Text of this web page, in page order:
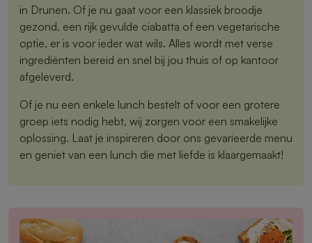
in Drunen. Of je nu gaat voor een klassiek broodje
gezond, een rijk gevulde ciabatta of een vegetarische
optie, er is voor ieder wat wils. Alles wordt met verse
ingrediënten bereid en snel bij jou thuis of op kantoor
afgeleverd.
Of je nu een enkele lunch bestelt of voor een grotere
groep iets nodig hebt, wij zorgen voor een smakelijke
oplossing. Laat je inspireren door ons gevarieerde menu
en geniet van een lunch die met liefde is klaargemaakt!